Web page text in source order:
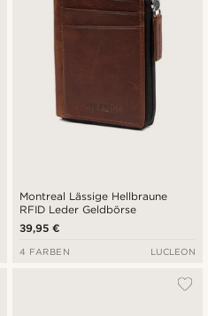
Montreal Lässige Hellbraune
RFID Leder Geldbörse
39,95 €
4 FARBEN LUCLEON